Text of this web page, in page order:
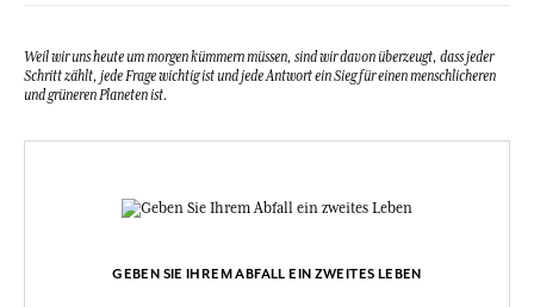
Weil wir uns heute um morgen kümmern müssen, sind wir davon überzeugt, dass jeder
Schritt zählt, jede Frage wichtig ist und jede Antwort ein Sieg für einen menschlicheren
und grüneren Planeten ist.
GEBEN SIE IHREM ABFALL EIN ZWEITES LEBEN